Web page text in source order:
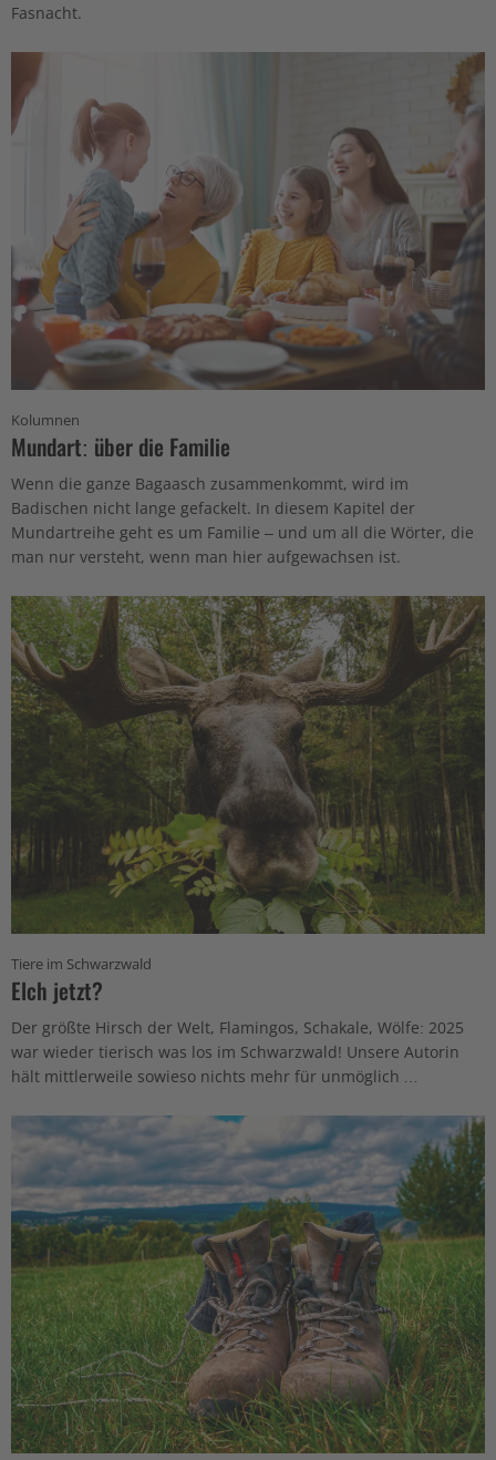
Fasnacht.
Kolumnen
Mundart: über die Familie
Wenn die ganze Bagaasch zusammenkommt, wird im
Badischen nicht lange gefackelt. In diesem Kapitel der
Mundartreihe geht es um Familie – und um all die Wörter, die
man nur versteht, wenn man hier aufgewachsen ist.
Tiere im Schwarzwald
Elch jetzt?
Der größte Hirsch der Welt, Flamingos, Schakale, Wölfe: 2025
war wieder tierisch was los im Schwarzwald! Unsere Autorin
hält mittlerweile sowieso nichts mehr für unmöglich …